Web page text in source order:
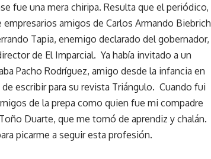
fue una mera chiripa. Resulta que el periódico,
amigos de Carlos Armando Biebrich
Tapia, enemigo declarado del gobernador,
de El Imparcial. Ya había invitado a un
Pacho Rodríguez, amigo desde la infancia en
escribir para su revista Triángulo. Cuando fui
de la prepa como quien fue mi compadre
Duarte, que me tomó de aprendiz y chalán.
picarme a seguir esta profesión.